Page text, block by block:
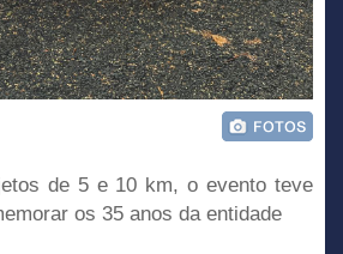
de 5 e 10 km, o evento teve
os 35 anos da entidade